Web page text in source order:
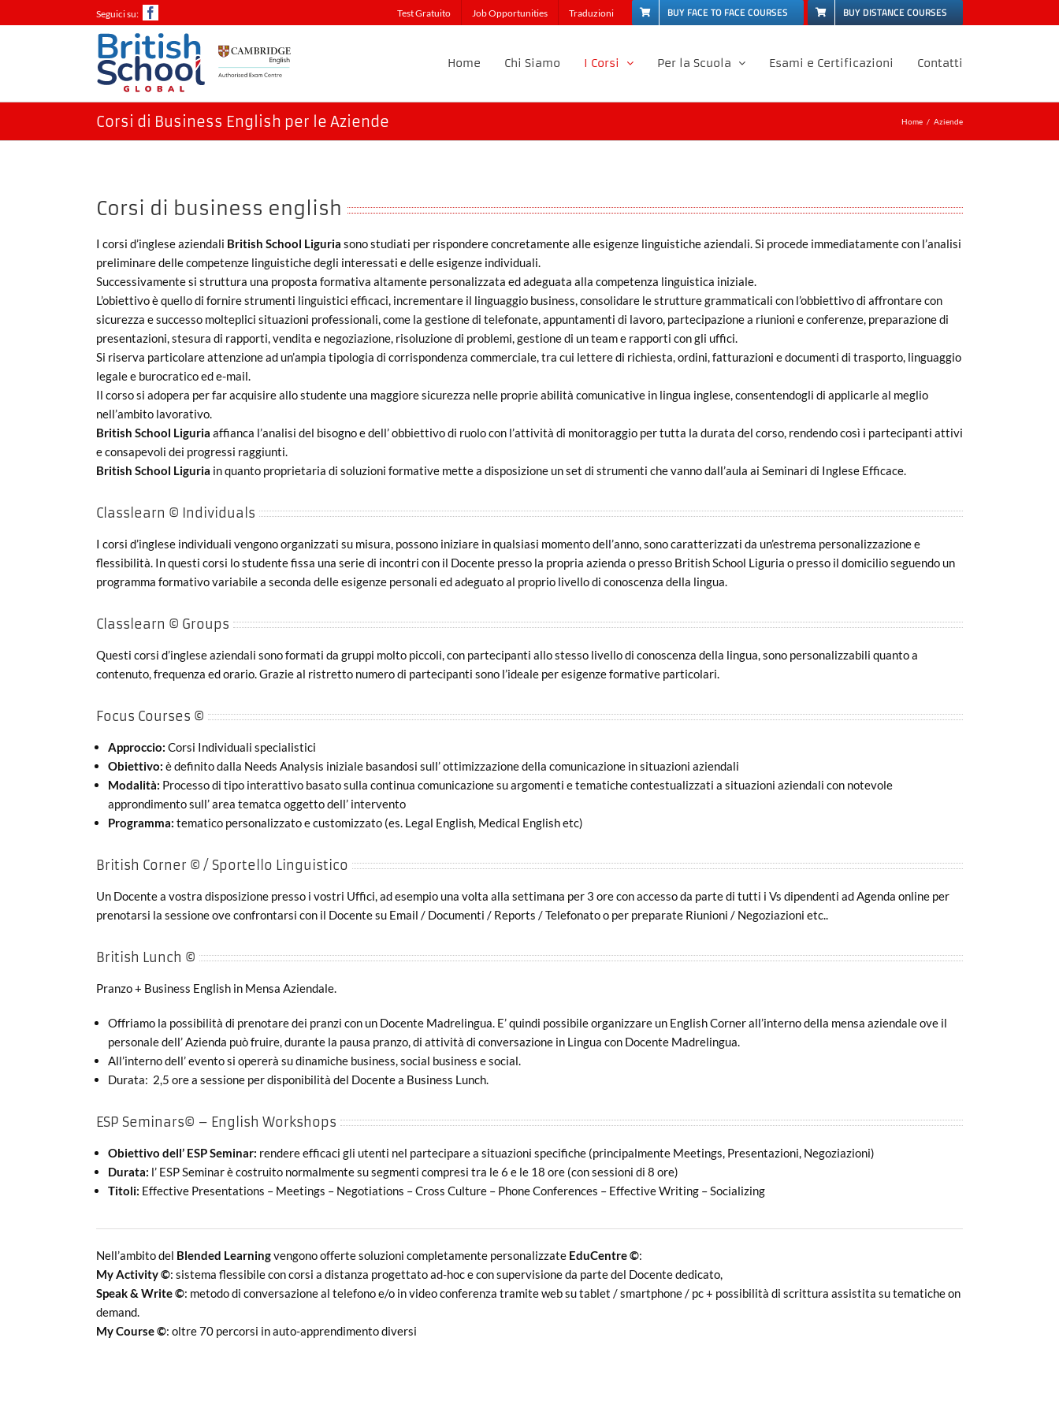
al
Facebook Test Gratuito Job Opportunities Traduzioni BUY FACE TO FACE COURSES BUY DISTANCE COURSES
Home Chi Siamo I Corsi Per la Scuola Esami e Certificazioni Contatti
Corsi di Business English per le Aziende Home Aziende
Corsi di business english
I corsi d’inglese aziendali British School Liguria sono studiati per rispondere concretamente alle esigenze linguistiche aziendali. Si procede immediatamente con l’analisi
preliminare delle competenze linguistiche degli interessati e delle esigenze individuali.
Successivamente si struttura una proposta formativa altamente personalizzata ed adeguata alla competenza linguistica iniziale.
L’obiettivo è quello di fornire strumenti linguistici efficaci, incrementare il linguaggio business, consolidare le strutture grammaticali con l’obbiettivo di affrontare con
sicurezza e successo molteplici situazioni professionali, come la gestione di telefonate, appuntamenti di lavoro, partecipazione a riunioni e conferenze, preparazione di
presentazioni, stesura di rapporti, vendita e negoziazione, risoluzione di problemi, gestione di un team e rapporti con gli uffici.
Si riserva particolare attenzione ad un’ampia tipologia di corrispondenza commerciale, tra cui lettere di richiesta, ordini, fatturazioni e documenti di trasporto, linguaggio
legale e burocratico ed e-mail.
Il corso si adopera per far acquisire allo studente una maggiore sicurezza nelle proprie abilità comunicative in lingua inglese, consentendogli di applicarle al meglio
nell’ambito lavorativo.
British School Liguria affianca l’analisi del bisogno e dell’ obbiettivo di ruolo con l’attività di monitoraggio per tutta la durata del corso, rendendo così i partecipanti attivi
e consapevoli dei progressi raggiunti.
British School Liguria in quanto proprietaria di soluzioni formative mette a disposizione un set di strumenti che vanno dall’aula ai Seminari di Inglese Efficace.
Classlearn © Individuals
I corsi d’inglese individuali vengono organizzati su misura, possono iniziare in qualsiasi momento dell’anno, sono caratterizzati da un’estrema personalizzazione e
flessibilità. In questi corsi lo studente fissa una serie di incontri con il Docente presso la propria azienda o presso British School Liguria o presso il domicilio seguendo un
programma formativo variabile a seconda delle esigenze personali ed adeguato al proprio livello di conoscenza della lingua.
Classlearn © Groups
Questi corsi d’inglese aziendali sono formati da gruppi molto piccoli, con partecipanti allo stesso livello di conoscenza della lingua, sono personalizzabili quanto a
contenuto, frequenza ed orario. Grazie al ristretto numero di partecipanti sono l’ideale per esigenze formative particolari.
Focus Courses ©
Approccio: Corsi Individuali specialistici
Obiettivo: è definito dalla Needs Analysis iniziale basandosi sull’ ottimizzazione della comunicazione in situazioni aziendali
Modalità: Processo di tipo interattivo basato sulla continua comunicazione su argomenti e tematiche contestualizzati a situazioni aziendali con notevole
approndimento sull’ area tematca oggetto dell’ intervento
Programma: tematico personalizzato e customizzato (es. Legal English, Medical English etc)
British Corner © / Sportello Linguistico
Un Docente a vostra disposizione presso i vostri Uffici, ad esempio una volta alla settimana per 3 ore con accesso da parte di tutti i Vs dipendenti ad Agenda online per
prenotarsi la sessione ove confrontarsi con il Docente su Email / Documenti / Reports / Telefonato o per preparate Riunioni / Negoziazioni etc..
British Lunch ©
Pranzo + Business English in Mensa Aziendale.
Offriamo la possibilità di prenotare dei pranzi con un Docente Madrelingua. E’ quindi possibile organizzare un English Corner all’interno della mensa aziendale ove il
personale dell’ Azienda può fruire, durante la pausa pranzo, di attività di conversazione in Lingua con Docente Madrelingua.
All’interno dell’ evento si opererà su dinamiche business, social business e social.
Durata: 2,5 ore a sessione per disponibilità del Docente a Business Lunch.
ESP Seminars© – English Workshops
Obiettivo dell’ ESP Seminar: rendere efficaci gli utenti nel partecipare a situazioni specifiche (principalmente Meetings, Presentazioni, Negoziazioni)
Durata: l’ ESP Seminar è costruito normalmente su segmenti compresi tra le 6 e le 18 ore (con sessioni di 8 ore)
Titoli: Effective Presentations – Meetings – Negotiations – Cross Culture – Phone Conferences – Effective Writing – Socializing
Nell’ambito del Blended Learningvengono offerte soluzioni completamente personalizzate EduCentre ©:
My Activity ©: sistema flessibile con corsi a distanza progettato ad-hoc e con supervisione da parte del Docente dedicato,
Speak & Write ©: metodo di conversazione al telefono e/o in video conferenza tramite web su tablet / smartphone / pc + possibilità di scrittura assistita su tematiche on
demand.
My Course ©: oltre 70 percorsi in auto-apprendimento diversi